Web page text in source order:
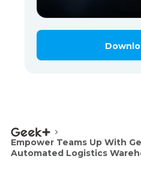
Empower Teams Up With
Automated Logistics